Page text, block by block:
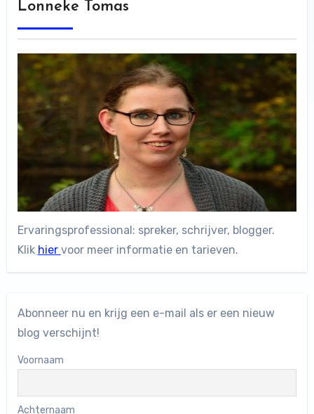
Lonneke Tomas
Ervaringsprofessional: spreker, schrijver, blogger.
Klik hier voor meer informatie en tarieven.
Abonneer nu en krijg een e-mail als er een nieuw
blog verschijnt!
Voornaam
Achternaam